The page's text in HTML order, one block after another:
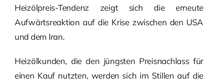
Heizölpreis-Tendenz zeigt sich die erneute
Aufwärtsreaktion auf die Krise zwischen den USA
und dem Iran.
Heizölkunden, die den jüngsten Preisnachlass für
einen Kauf nutzten, werden sich im Stillen auf die